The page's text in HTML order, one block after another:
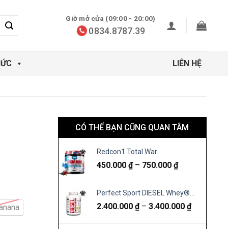
Giờ mở cửa (09:00 - 20:00)
0834.8787.39
LIÊN HỆ
CÓ THỂ BẠN CŨNG QUAN TÂM
Redcon1 Total War
450.000 ₫ – 750.000 ₫Khoảng
450.000 ₫
đến
Perfect Sport DIESEL Whey®
NewZealand Grass-fed Whey
Isolate
2.400.000 ₫ – 3.400.000 ₫Khoảng